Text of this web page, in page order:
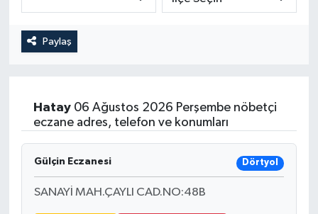
Paylaş
Hatay06 Ağustos 2026 Perşembe nöbetçi
eczane adres, telefon ve konumları
Gülçin Eczanesi Dörtyol
SANAYİ MAH.ÇAYLI CAD.NO:48B
Spor
Son Dakika Haberleri